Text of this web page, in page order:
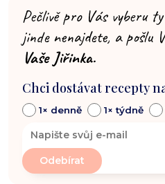
Pečlivě pro Vás vyberu
jinde nenajdete, a pošlu
Vaše Jiřinka.
Chci dostávat recepty
1× denně 1× týdně